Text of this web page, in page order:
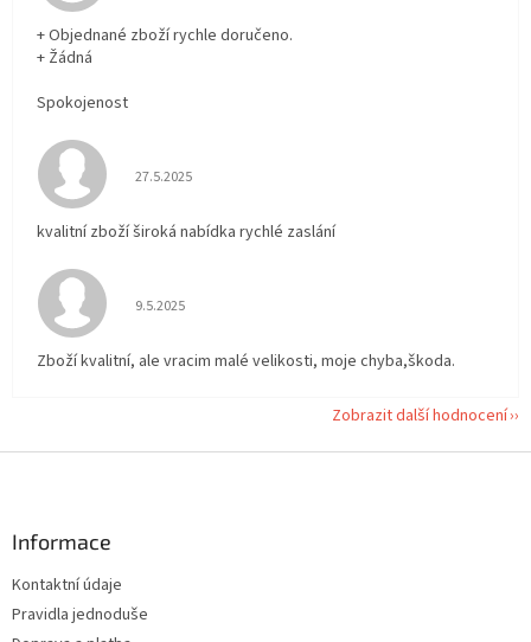
+ Objednané zboží rychle doručeno.
+ Žádná
Spokojenost
Hodnocení obchodu je 5 z 5 hvězdiček.
27.5.2025
kvalitní zboží široká nabídka rychlé zaslání
Hodnocení obchodu je 5 z 5 hvězdiček.
9.5.2025
Zboží kvalitní, ale vracim malé velikosti, moje chyba,škoda.
Zobrazit další hodnocení
Informace
Kontaktní údaje
Pravidla jednoduše